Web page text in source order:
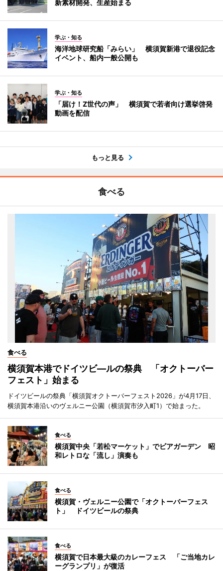
新素材開発、生産始まる
学ぶ・知る
海洋地球研究船「みらい」 横須賀新港で退役記念
イベント、船内一般公開も
学ぶ・知る
「届け！Z世代の声」 横須賀で若者向け選挙啓発
動画を配信
もっと見る
食べる
食べる
横須賀本港でドイツビ―ルの祭典 「オクトーバー
フェスト」始まる
ドイツビールの祭典「横須賀オクトーバーフェスト2026」が4月17日、
横須賀本港沿いのヴェルニー公園（横須賀市汐入町1）で始まった。
食べる
横須賀中央「若松マーケット」でビアガーデン 昭
和レトロな「流し」演奏も
食べる
横須賀・ヴェルニー公園で「オクトーバーフェス
ト」 ドイツビールの祭典
食べる
横須賀で日本最大級のカレーフェス 「ご当地カレ
ーグランプリ」が復活